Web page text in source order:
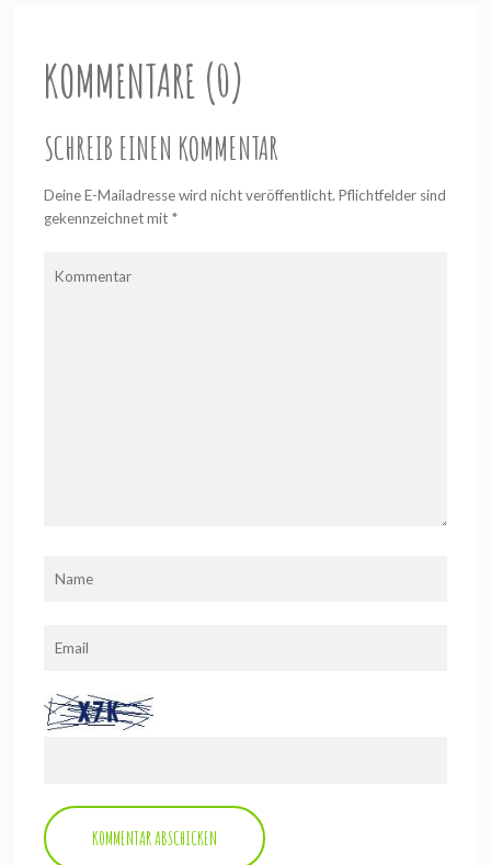
KOMMENTARE (0)
SCHREIB EINEN KOMMENTAR
Deine E-Mailadresse wird nicht veröffentlicht. Pflichtfelder sind
gekennzeichnet mit *